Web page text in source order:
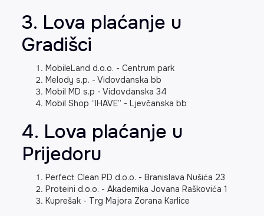
3. Lova plaćanje u
Gradišci
MobileLand d.o.o. - Centrum park
Melody s.p. - Vidovdanska bb
Mobil MD s.p - Vidovdanska 34
Mobil Shop “IHAVE” - Ljevčanska bb
4. Lova plaćanje u
Prijedoru
Perfect Clean PD d.o.o. - Branislava Nušića 23
Proteini d.o.o. - Akademika Jovana Raškovića 1
Kuprešak - Trg Majora Zorana Karlice